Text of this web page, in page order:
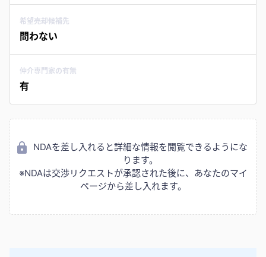
希望売却候補先
問わない
仲介専門家の有無
有
NDAを差し入れると詳細な情報を閲覧できるようにな
ります。
※NDAは交渉リクエストが承認された後に、あなたのマイ
ページから差し入れます。